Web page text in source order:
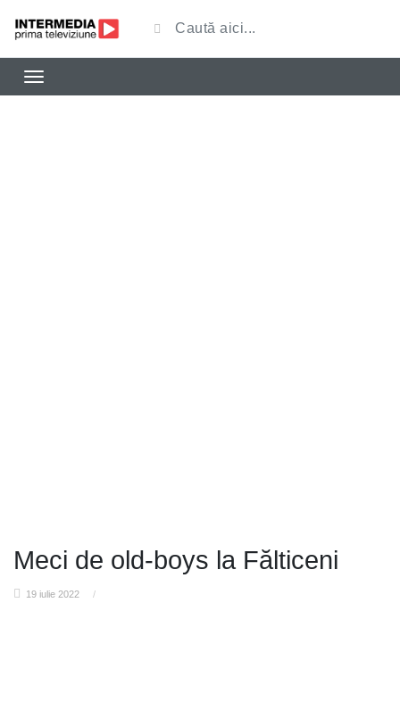
Meci de old-boys la Fălticeni
19 iulie 2022 /